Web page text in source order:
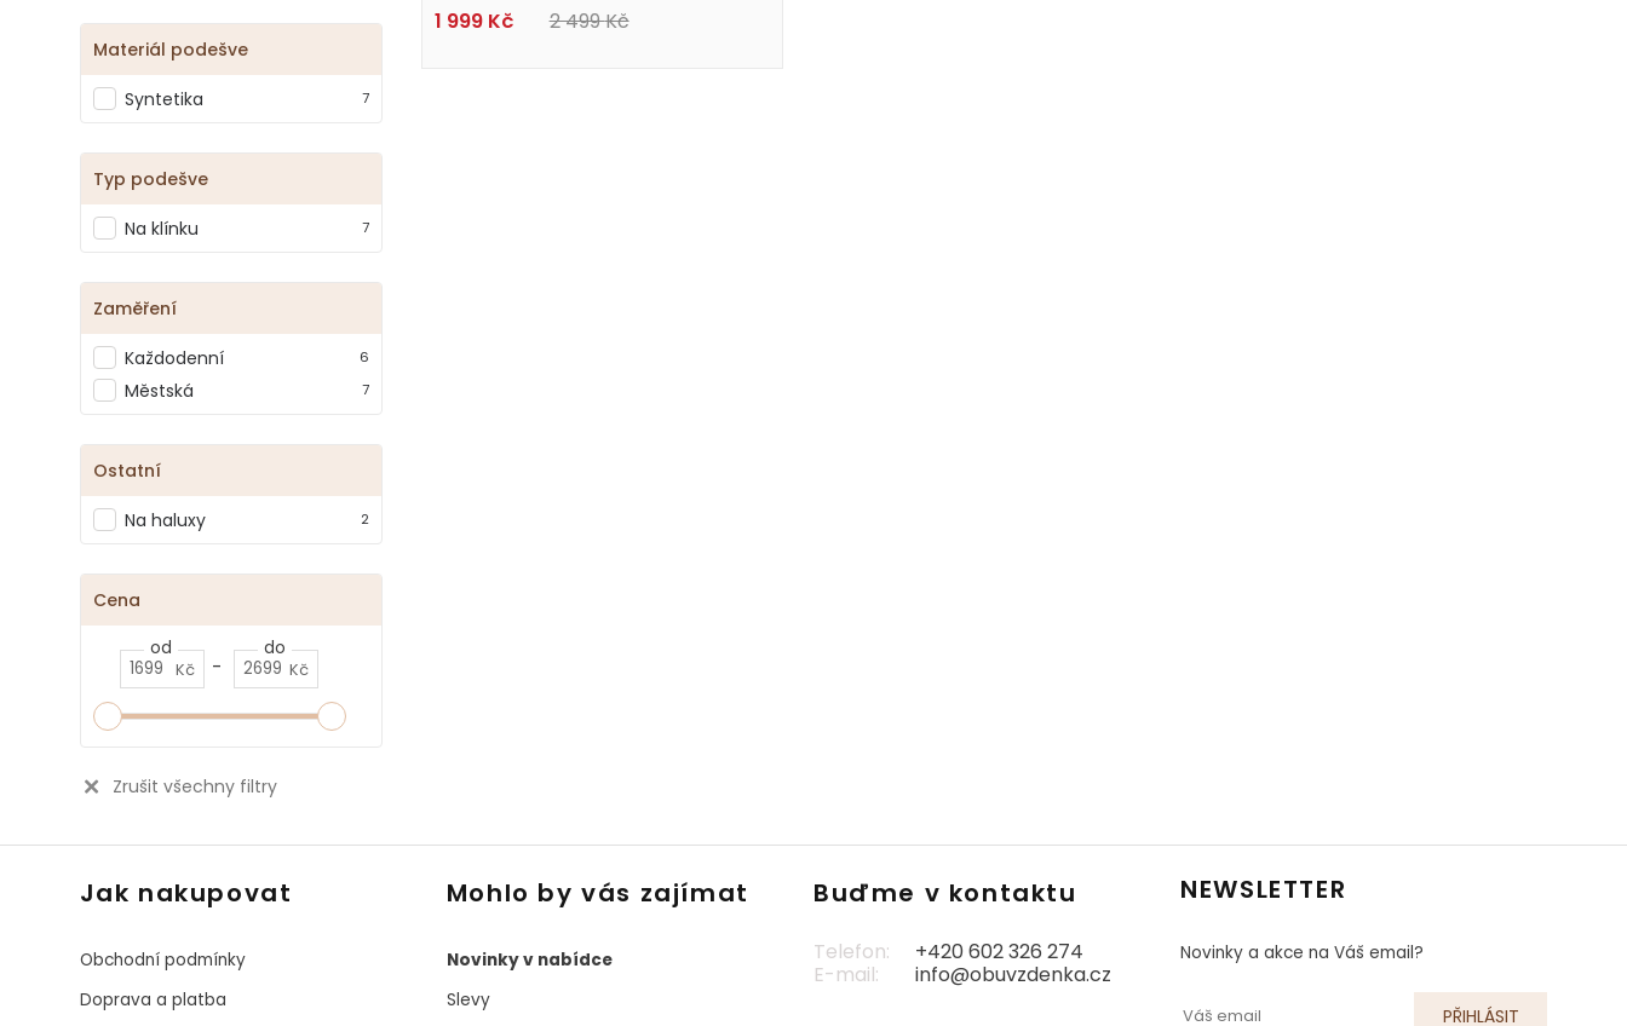
1 999 Kč 2 499Kč
Materiál podešve
Syntetika 7
Typ podešve
Na klínku 7
Zaměření
Každodenní 6
Městská 7
Ostatní
Na haluxy 2
Cena
od
Kč -
do
Kč
Zrušit všechny filtry
Jak nakupovat
Obchodní podmínky
Doprava a platba
Mohlo by vás zajímat
Novinky v nabídce
Slevy
Buďme v kontaktu
Telefon:
+420 602 326 274
E-mail:
info@obuvzdenka.cz
NEWSLETTER
Novinky a akce na Váš email?